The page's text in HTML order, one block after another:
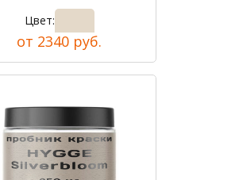
Цвет:
от 2340 руб.